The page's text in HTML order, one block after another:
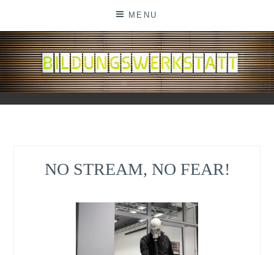
content
MENU
BILDUNGSWERKSTATT
NO STREAM, NO FEAR!